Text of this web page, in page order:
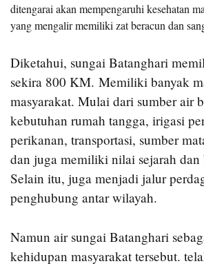
ditengarai akan mempengaruhi kesehatan
yang mengalir memiliki zat beracun dan
Diketahui, sungai Batanghari
sekira 800 KM. Memiliki banyak
masyarakat. Mulai dari sumber air
kebutuhan rumah tangga, irigasi
perikanan, transportasi, sumber
dan juga memiliki nilai sejarah dan
Selain itu, juga menjadi jalur
penghubung antar wilayah.
Namun air sungai Batanghari
kehidupan masyarakat tersebut.